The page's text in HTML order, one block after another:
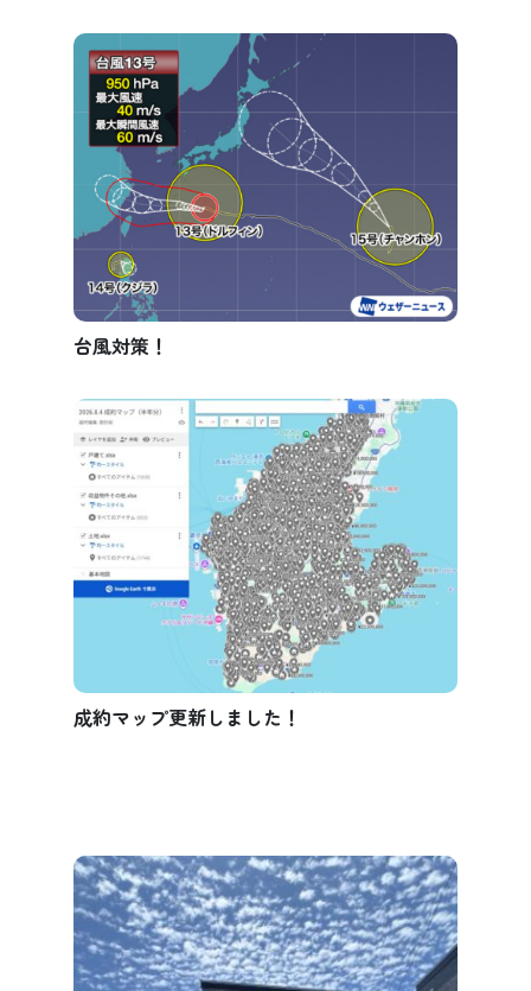
台風対策！
成約マップ更新しました！